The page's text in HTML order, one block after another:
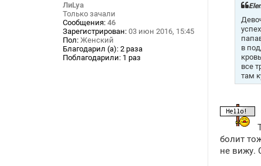
ЛиLya
Только зачали
Сообщения: 46
Зарегистрирован: 03 июн 2016, 15:45
Пол: Женский
Благодарил (а): 2 раза
Поблагодарили: 1 раз
в
все
там
болит
не вижу.